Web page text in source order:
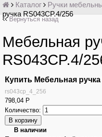
Каталог Ручки
ручка RS043CP.4/256
Вернуться назад
Мебельная
RS043CP.4/
Купить Мебельная ручка
rs043cp_4_256
798,04 Р
Количество:
В наличии